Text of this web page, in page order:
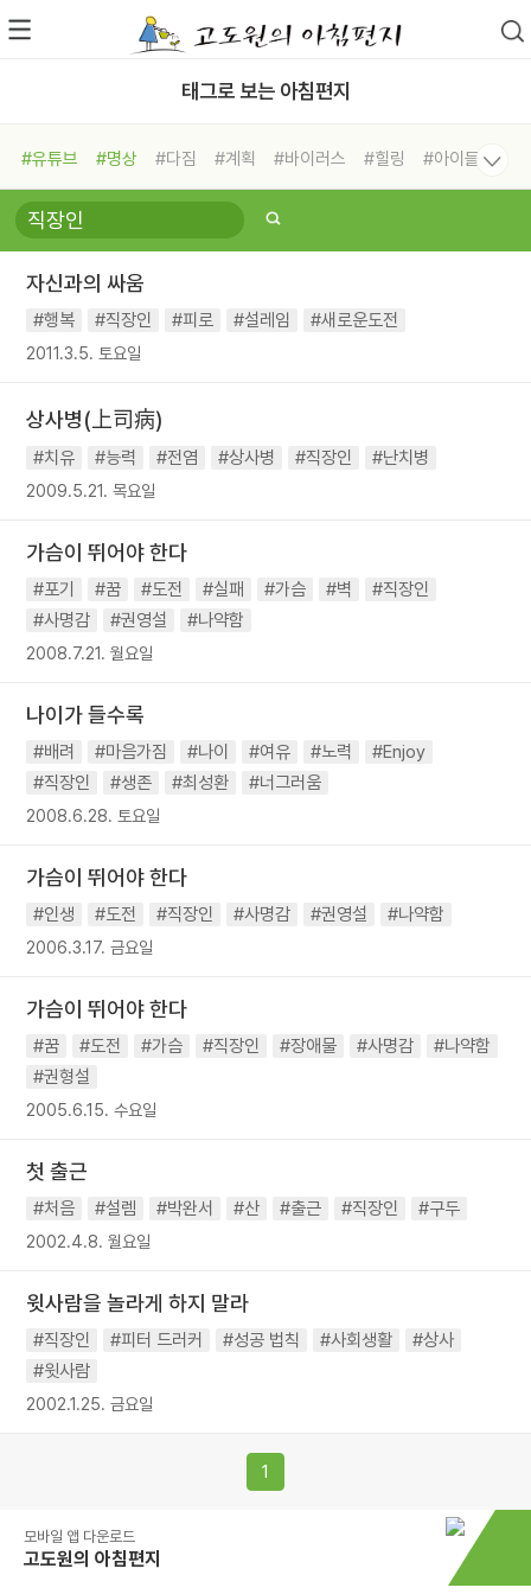
태그로 보는 아침편지
#유튜브 #명상 #다짐 #계획 #바이러스 #힐링
#아이들
#비전캠프
#독서캠프 #삶
#희망
#나눔 #친구 #링컨학교
#독서
#건강 #면역력
자신과의 싸움
#행복 #직장인 #피로 #설레임 #새로운도전
2011.3.5. 토요일
상사병(上司病)
#치유 #능력 #전염 #상사병 #직장인 #난치병
2009.5.21. 목요일
가슴이 뛰어야 한다
#포기 #꿈 #도전 #실패 #가슴 #벽
#직장인
#사명감
#권영설 #나약함
2008.7.21. 월요일
나이가 들수록
#배려 #마음가짐 #나이 #여유 #노력
#Enjoy
#직장인
#생존 #최성환 #너그러움
2008.6.28. 토요일
가슴이 뛰어야 한다
#인생 #도전 #직장인 #사명감 #권영설 #나약함
2006.3.17. 금요일
가슴이 뛰어야 한다
#꿈 #도전 #가슴 #직장인 #장애물 #사명감
#나약함
#권형설
2005.6.15. 수요일
첫 출근
#처음 #설렘 #박완서 #산 #출근 #직장인 #구두
2002.4.8. 월요일
윗사람을 놀라게 하지 말라
#직장인 #피터 드러커 #성공 법칙 #사회생활
#상사
#윗사람
2002.1.25. 금요일
1
모바일 앱 다운로드
고도원의 아침편지